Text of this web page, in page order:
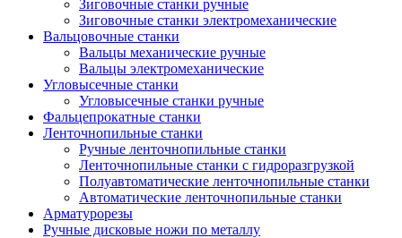
Зиговочные станки ручные
Зиговочные станки электромеханические
Вальцовочные станки
Вальцы механические ручные
Вальцы электромеханические
Угловысечные станки
Угловысечные станки ручные
Фальцепрокатные станки
Ленточнопильные станки
Ручные ленточнопильные станки
Ленточнопильные станки с гидроразгрузкой
Полуавтоматические ленточнопильные станки
Автоматические ленточнопильные станки
Арматурорезы
Ручные дисковые ножи по металлу